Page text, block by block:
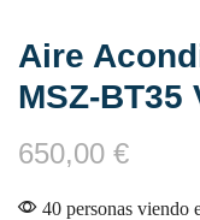
Aire
MSZ-BT35
650,00 €
40 personas viendo